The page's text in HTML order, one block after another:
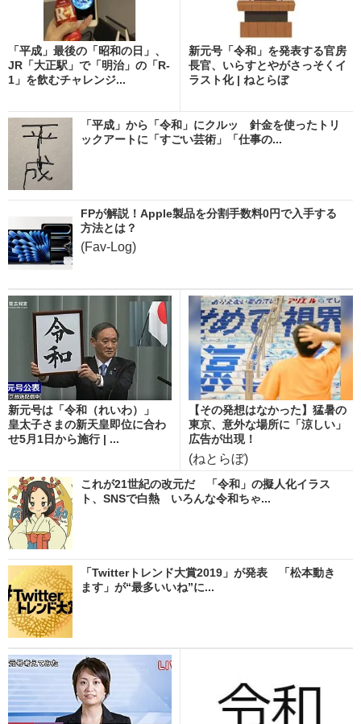
「平成」最後の「昭和の日」、
JR「大正駅」で「明治」の「R-
1」を飲むチャレンジ...
新元号「令和」を発表する官房
長官、いらすとやがさっそくイ
ラスト化 | ねとらぼ
「平成」から「令和」にクルッ 針金を使ったトリ
ックアートに「すごい芸術」「仕事の...
FPが解説！Apple製品を分割手数料0円で入手する
方法とは？
(Fav-Log)
新元号は「令和（れいわ）」
皇太子さまの新天皇即位に合わ
せ5月1日から施行 | ...
【その発想はなかった】猛暑の
東京、意外な場所に「涼しい」
広告が出現！
(ねとらぼ)
これが21世紀の改元だ 「令和」の擬人化イラス
ト、SNSで白熱 いろんな令和ちゃ...
「Twitterトレンド大賞2019」が発表 「松本動き
ます」が“最多いいね”に...